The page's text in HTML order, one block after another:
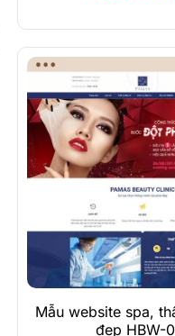
Chi Tiết
Mẫu website spa,
đẹp HBW-